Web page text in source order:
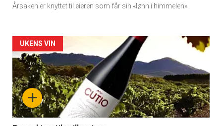
Dagens
rett
2
Årsaken er knyttet til eieren som får sin «lønn i himmelen».
Artikler
detail
-
section
+
UKENS VIN